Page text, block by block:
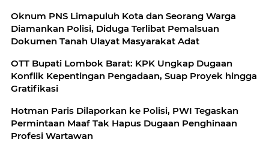
Oknum PNS Limapuluh Kota dan Seorang Warga
Diamankan Polisi, Diduga Terlibat Pemalsuan
Dokumen Tanah Ulayat Masyarakat Adat
OTT Bupati Lombok Barat: KPK Ungkap Dugaan
Konflik Kepentingan Pengadaan, Suap Proyek hingga
Gratifikasi
Hotman Paris Dilaporkan ke Polisi, PWI Tegaskan
Permintaan Maaf Tak Hapus Dugaan Penghinaan
Profesi Wartawan